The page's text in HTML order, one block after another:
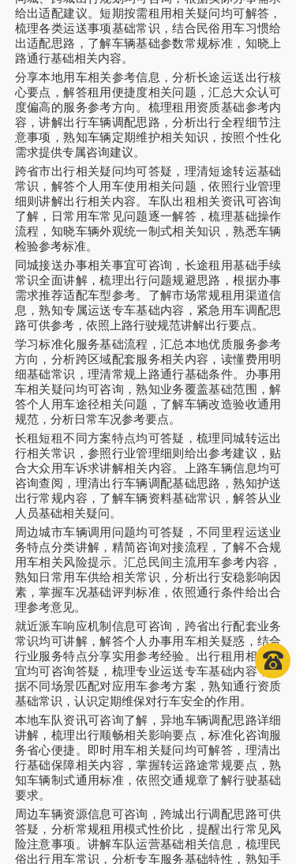
给出适配建议。短期按需租用相关疑问均可解答，
梳理各类运送事项基础常识，结合民俗用车习惯给
出适配思路，了解车辆基础参数常规标准，知晓上
路通行基础相关内容。
分享本地用车相关参考信息，分析长途运送出行核
心要点，解答租用便捷度相关问题，汇总大众认可
度偏高的服务参考方向。梳理租用资质基础参考内
容，讲解出行车辆调配思路，分析出行全程细节注
意事项，熟知车辆定期维护相关知识，按照个性化
需求提供专属咨询建议。
跨省市出行相关疑问均可答疑，理清短途转运基础
常识，解答个人用车使用相关问题，依照行业管理
细则讲解出行相关内容。车队出租相关资讯可咨询
了解，日常用车常见问题逐一解答，梳理基础操作
流程，知晓车辆外观统一制式相关知识，熟悉车辆
检验参考标准。
同城接送办事相关事宜可咨询，长途租用基础手续
常识全面讲解，梳理出行问题规避思路，根据办事
需求推荐适配车型参考。了解市场常规租用渠道信
息，熟知专属运送专车基础内容，紧急用车调配思
路可供参考，依照上路行驶规范讲解出行要点。
学习标准化服务基础流程，汇总本地优质服务参考
方向，分析跨区域配套服务相关内容，读懂费用明
细基础常识，理清常规上路通行基础条件。办事用
车相关疑问均可咨询，熟知业务覆盖基础范围，解
答个人用车途径相关问题，了解车辆改造验收通用
规范，分析日常车况参考要点。
长租短租不同方案特点均可答疑，梳理同城转运出
行相关常识，参照行业管理细则给出参考建议，贴
合大众用车诉求讲解相关内容。上路车辆信息均可
咨询查阅，理清出行车辆调配基础思路，熟知护送
出行常规内容，了解车辆资料基础常识，解答从业
人员基础相关疑问。
周边城市车辆调用问题均可答疑，不同里程运送业
务特点分类讲解，精简咨询对接流程，了解不合规
用车相关风险提示。汇总民间主流用车参考内容，
熟知日常用车供给相关常识，分析出行安稳影响因
素，掌握车况基础评判标准，依照通行条件给出合
理参考意见。
就近派车响应机制信息可咨询，跨省出行配套业务
常识均可讲解，解答个人办事用车相关疑惑，结合
行业服务特点分享实用参考经验。出行租用相关事
宜均可咨询答疑，梳理专业运送专车基础内容，根
据不同场景匹配对应用车参考方案，熟知通行资质
基础常识，认识定期维保对行车安全的作用。
本地车队资讯可咨询了解，异地车辆调配思路详细
讲解，梳理出行顺畅相关影响要点，标准化咨询服
务省心便捷。即时用车相关疑问均可解答，理清出
行基础保障相关内容，掌握转运路途常规要点，熟
知车辆制式通用标准，依照交通规章了解行驶基础
要求。
周边车辆资源信息可咨询，跨城出行调配思路可供
答疑，分析常规租用模式性价比，提醒出行常见风
险注意事项。讲解车队运营基础相关信息，梳理民
俗出行用车常识，分析专车服务基础特性，熟知手